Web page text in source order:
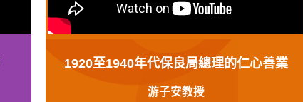
1920至1940年代保良局總理的仁心善業
游子安教授